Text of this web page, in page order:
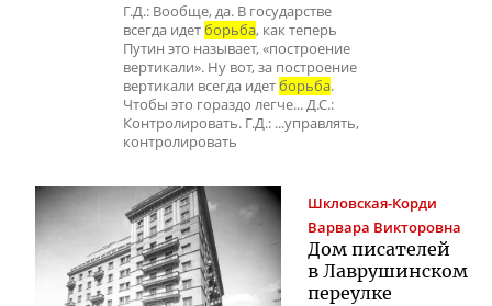
Г.Д.: Вообще, да. В государстве
всегда идетборьба, как теперь
Путин это называет, «построение
вертикали». Ну вот, за построение
вертикали всегда идетборьба.
Чтобы это гораздо легче... Д.С.:
Контролировать. Г.Д.: ...управлять,
контролировать
Шкловская-Корди
Варвара Викторовна
Дом писателей
в Лаврушинском
переулке